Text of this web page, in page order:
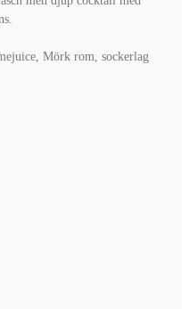
Mörk rom, sockerlag